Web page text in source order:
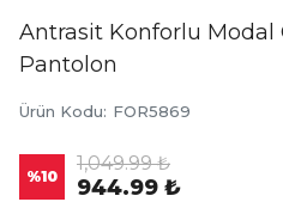
Antrasit Konforlu Modal
Pantolon
Ürün Kodu: FOR5869
%10
1,049.99 ₺
944.99 ₺